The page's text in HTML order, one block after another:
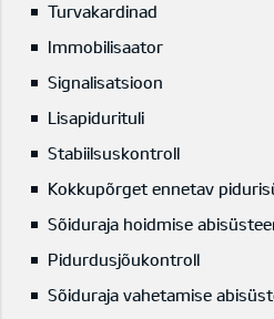
Turvakardinad
Immobilisaator
Signalisatsioon
Lisapidurituli
Stabiilsuskontroll
Kokkupõrget ennetav
Sõiduraja hoidmise
Pidurdusjõukontroll
Sõiduraja vahetamise